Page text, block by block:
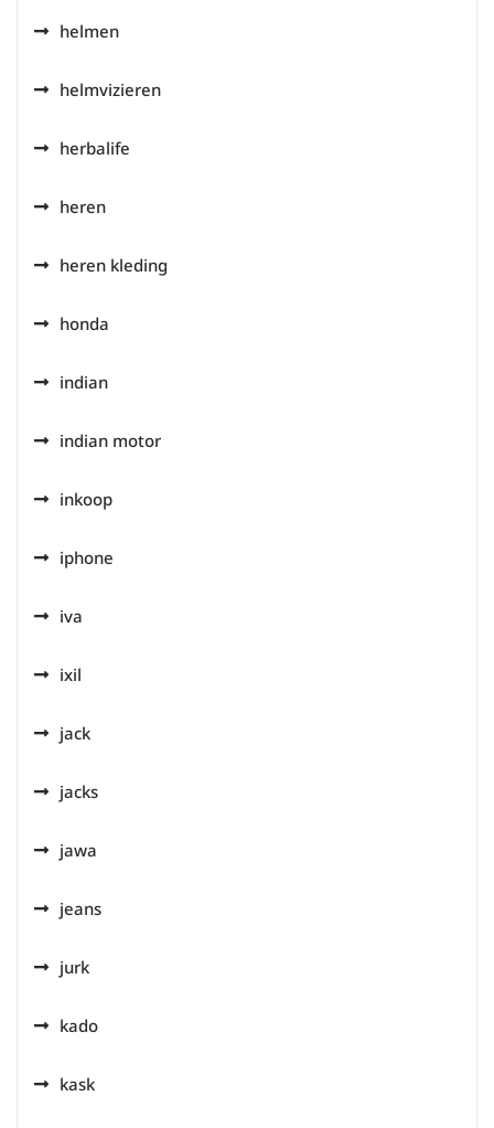
helmen
helmvizieren
herbalife
heren
heren kleding
honda
indian
indian motor
inkoop
iphone
iva
ixil
jack
jacks
jawa
jeans
jurk
kado
kask